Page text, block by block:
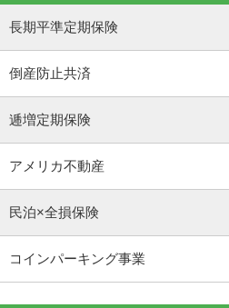
長期平準定期保険
倒産防止共済
逓増定期保険
アメリカ不動産
民泊×全損保険
コインパーキング事業